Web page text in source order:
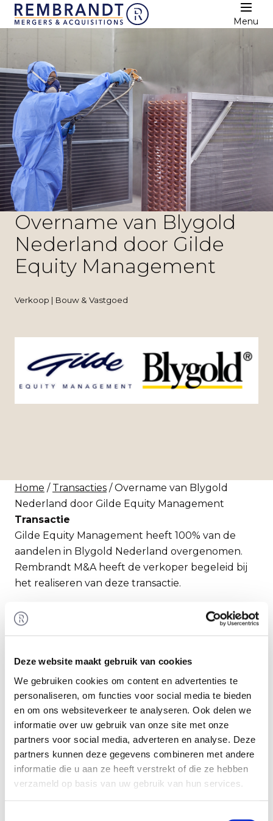
Deze website maakt gebruik van cookies
We gebruiken cookies om content en advertenties te
personaliseren, om functies voor social media te bieden
en om ons websiteverkeer te analyseren. Ook delen we
informatie over uw gebruik van onze site met onze
partners voor social media, adverteren en analyse. Deze
partners kunnen deze gegevens combineren met andere
informatie die u aan ze heeft verstrekt of die ze hebben
verzameld op basis van uw gebruik van hun services.
Menu
Overname van Blygold
Nederland door Gilde
Equity Management
Verkoop | Bouw & Vastgoed
Home / Transacties / Overname van Blygold
Nederland door Gilde Equity Management
Transactie
Gilde Equity Management heeft 100% van de
aandelen in Blygold Nederland overgenomen.
Rembrandt M&A heeft de verkoper begeleid bij
het realiseren van deze transactie.
Blygold Nederland Groep B.V.
Blygold Nederland Groep is de onafhankelijke
gespecialiseerd in het verlengen van de
levensduur en het verbeteren van de
energieprestaties van HVAC-installaties. Met
innovatieve technieken zoals coating, reiniging en
desinfectie biedt Blygold duurzame en
kostenefficiënte oplossingen als alternatief voor
vervanging. Dankzij landelijke dekking, technisch
vakmanschap en objectief advies is Blygold dé
partner voor toekomstbestendige